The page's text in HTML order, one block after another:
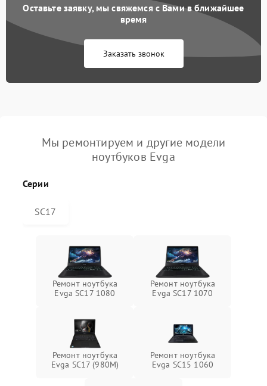
Оставьте заявку, мы свяжемся с Вами в ближайшее
время
Заказать звонок
Мы ремонтируем и другие модели
ноутбуков Evga
Серии
SC17
Ремонт ноутбука
Evga SC17 1080
Ремонт ноутбука
Evga SC17 1070
Ремонт ноутбука
Evga SC17 (980M)
Ремонт ноутбука
Evga SC15 1060